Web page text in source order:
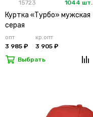
15723
1044 шт.
Куртка «Турбо» мужская
серая
опт
3 985 ₽
кр.опт
3 905 ₽
Выбрать